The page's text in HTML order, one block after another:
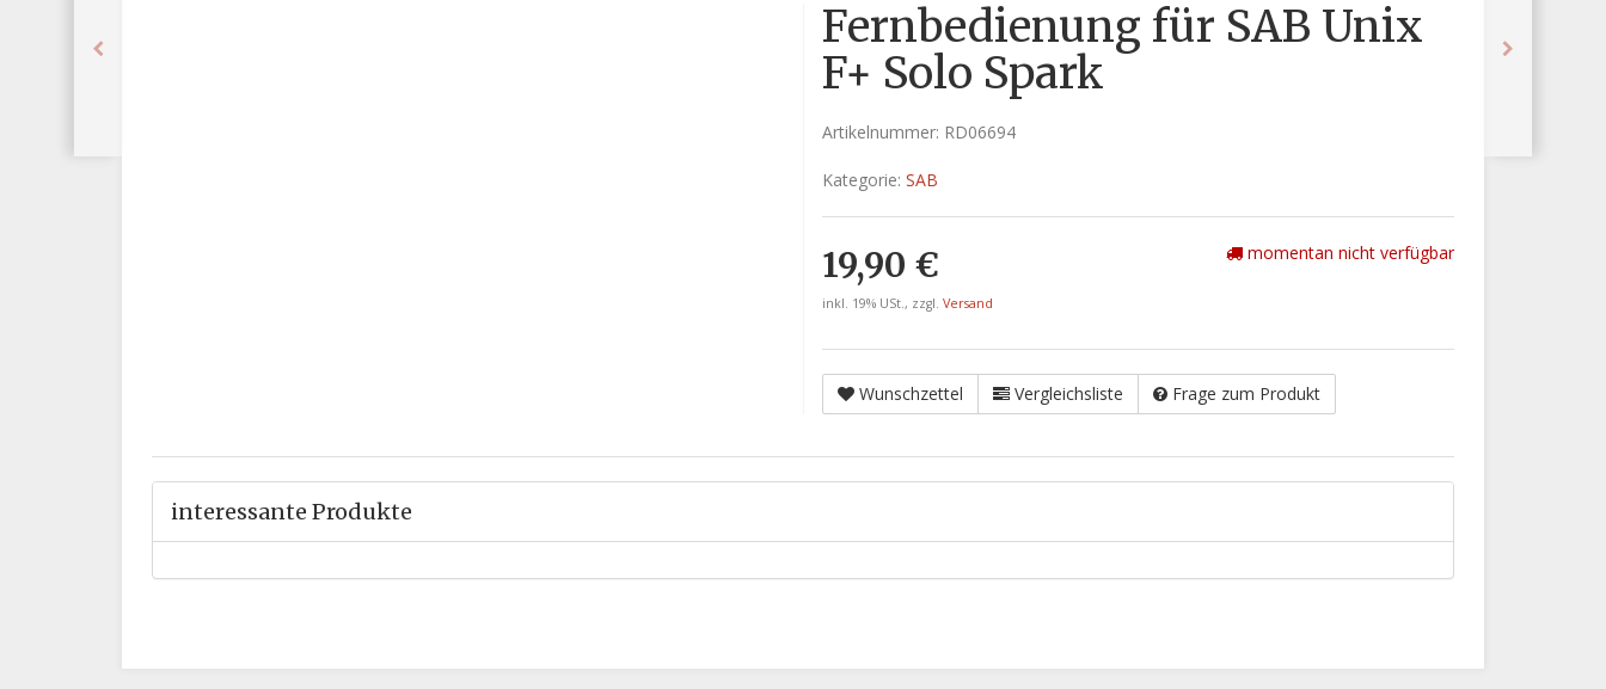
Fernbedienung für SAB Unix
F+ Solo Spark
Artikelnummer: RD06694
Kategorie: SAB
19,90 €
inkl. 19% USt., zzgl. Versand
momentan nicht verfügbar
Wunschzettel Vergleichsliste Frage zum Produkt
interessante Produkte